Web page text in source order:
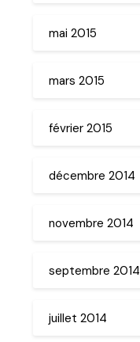
mai 2015
mars 2015
février 2015
décembre 2014
novembre 2014
septembre 2014
juillet 2014